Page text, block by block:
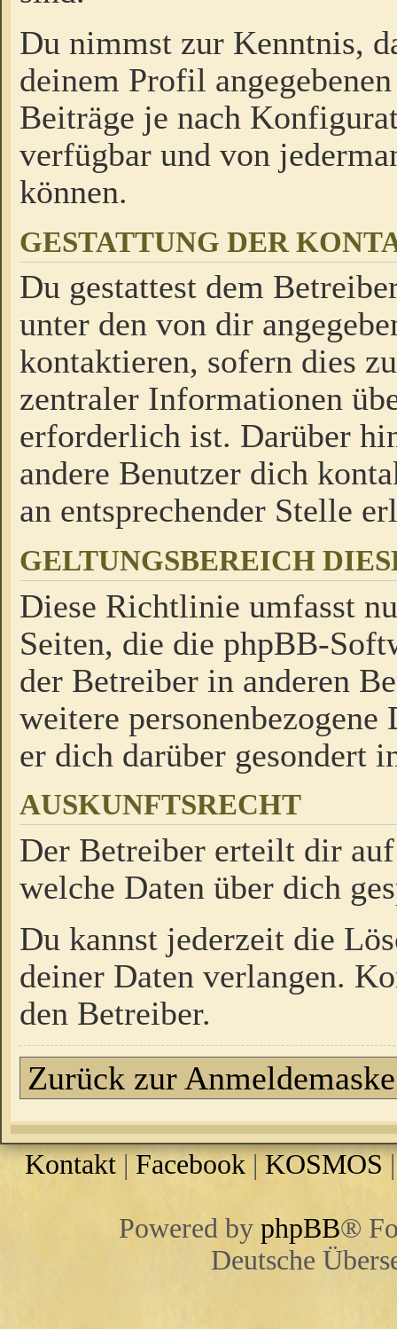
Du nimmst zur Kenntnis,
deinem Profil
Beiträge je nach
verfügbar und von
können.
GESTATTUNG DER
Du gestattest dem
unter den von dir
kontaktieren, sofern dies
zentraler Informationen
erforderlich ist. Darüber
andere Benutzer dich
an entsprechender Stelle
GELTUNGSBEREICH
Diese Richtlinie umfasst
Seiten, die die phpBB-
der Betreiber in anderen
weitere
er dich darüber gesondert
AUSKUNFTSRECHT
Der Betreiber erteilt dir
welche Daten über dich
Du kannst jederzeit die
deiner Daten verlangen.
den Betreiber.
Zurück zur Anmeldemaske
Kontakt | Facebook| KOSMOS
Powered by phpBB®
Deutsche